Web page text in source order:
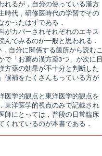
れるが，自分の使っている漢方
時代，研修医時代の学習でその
ったはずである．
がカバーされそれぞれのエキス
でみるのが一般と思われる．
自分に関係する箇所から読むこ
で「お薦め漢方薬3つ」が次に目
方薬の効果が不十分と判断した
候補をたくさんもっている方が
医学的観点と東洋医学的観点を
東洋医学的視点のみで記載され
師にとっては，普段の日常臨床
れているのが本書である．